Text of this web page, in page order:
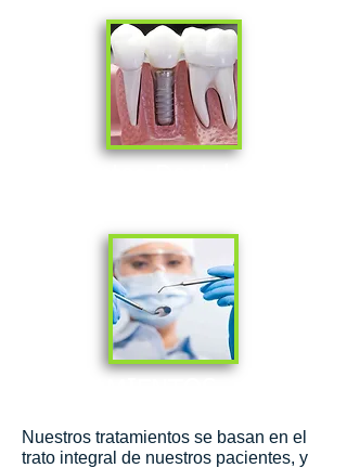
Nuestros tratamientos se basan en el
trato integral de nuestros pacientes, y